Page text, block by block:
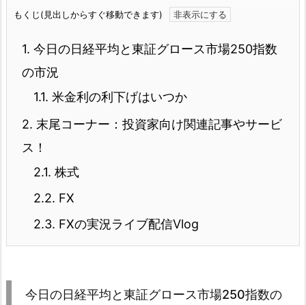
もくじ(見出しからすぐ移動できます)
1. 今日の日経平均と東証グロース市場250指数
の市況
1.1. 米金利の利下げはいつか
2. 末尾コーナー：投資家向け関連記事やサービ
ス！
2.1. 株式
2.2. FX
2.3. FXの実況ライブ配信Vlog
今日の日経平均と東証グロース市場250指数の